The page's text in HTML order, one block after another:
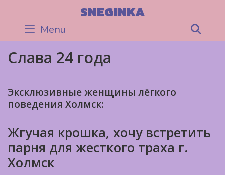
content
SNEGINKA
Menu
Слава 24 года
Эксклюзивные женщины лёгкого
поведения Холмск:
Жгучая крошка, хочу встретить
парня для жесткого траха г.
Холмск